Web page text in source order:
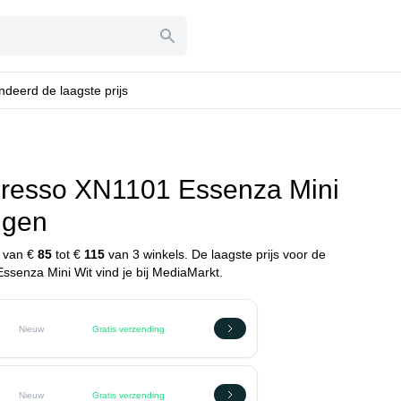
de laagste prijs
XN1101 Essenza Mini
van € 85 tot € 115 van 3 winkels. De laagste prijs voor de
Mini Wit vind je bij MediaMarkt.
Nieuw Gratis verzending
Nieuw Gratis verzending